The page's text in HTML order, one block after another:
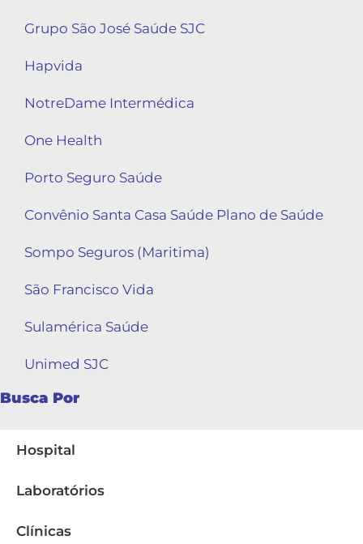
Grupo São José Saúde SJC
Hapvida
NotreDame Intermédica
One Health
Porto Seguro Saúde
Convênio Santa Casa Saúde Plano de Saúde
Sompo Seguros (Maritima)
São Francisco Vida
Sulamérica Saúde
Unimed SJC
Busca Por
Hospital
Laboratórios
Clínicas